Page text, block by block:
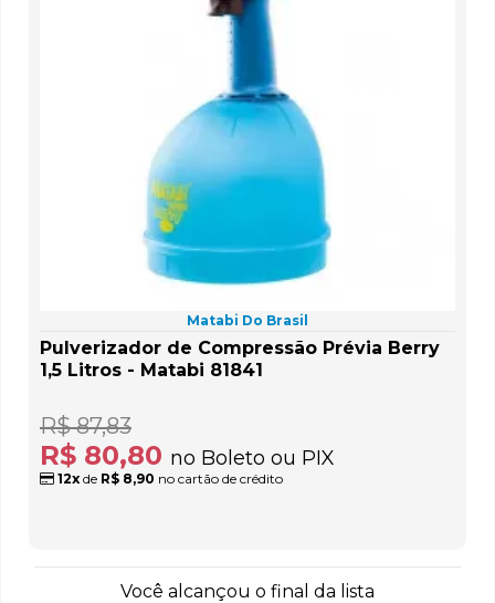
Matabi Do Brasil
Pulverizador de Compressão Prévia Berry
1,5 Litros - Matabi 81841
R$ 80,80 no Boleto ou PIX
R$ 87,83
12x de R$ 8,90 no cartão de crédito
Você alcançou o final da lista